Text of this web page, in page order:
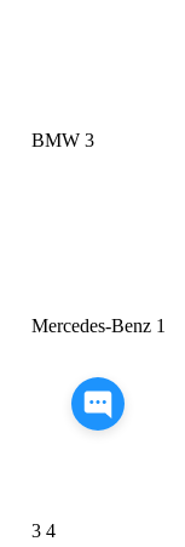
BMW 3
Mercedes-Benz 1
3 4